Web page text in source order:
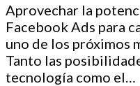
Aprovechar la
Facebook Ads para
uno de los próximos
Tanto las
tecnología como el…